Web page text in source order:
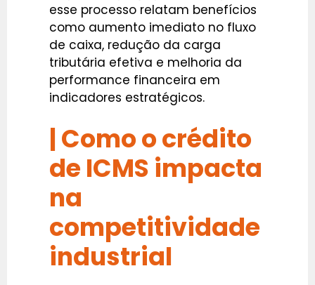
esse processo relatam benefícios
como aumento imediato no fluxo
de caixa, redução da carga
tributária efetiva e melhoria da
performance financeira em
indicadores estratégicos.
| Como o crédito
de ICMS impacta
na
competitividade
industrial